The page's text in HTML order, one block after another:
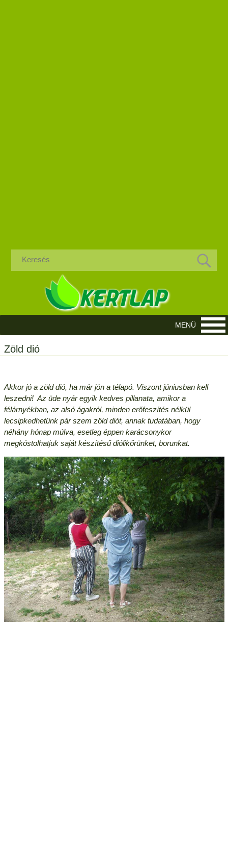
Zöld dió
Akkor jó a zöld dió, ha már jön a télapó. Viszont júniusban kell
leszedni! Az üde nyár egyik kedves pillanata, amikor a
félárnyékban, az alsó ágakról, minden erőfeszítés nélkül
lecsipkedhetünk pár szem zöld diót, annak tudatában, hogy
néhány hónap múlva, esetleg éppen karácsonykor
megkóstolhatjuk saját készítésű diólikőrünket, borunkat.